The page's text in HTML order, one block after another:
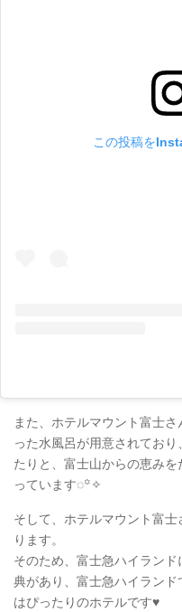
この投稿を
また、ホテルマウント富士
った水風呂が用意されてお
たりと、富士山からの恵み
っています◌꙳✧
そして、ホテルマウント富
ります。
そのため、富士急ハイラン
典があり、富士急ハイラン
はぴったりのホテルです♥